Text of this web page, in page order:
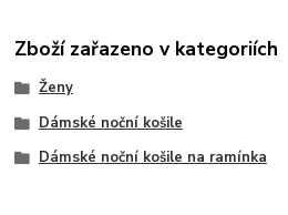
Zboží zařazeno v kategoriích
Ženy
Dámské noční košile
Dámské noční košile na ramínka